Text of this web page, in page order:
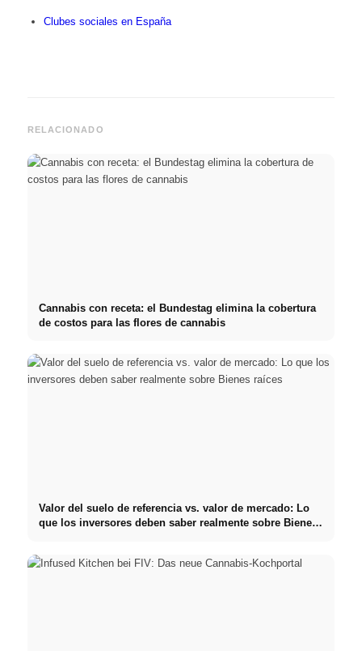
Clubes sociales en España
RELACIONADO
Cannabis con receta: el Bundestag elimina la cobertura
de costos para las flores de cannabis
Valor del suelo de referencia vs. valor de mercado: Lo
que los inversores deben saber realmente sobre Bienes